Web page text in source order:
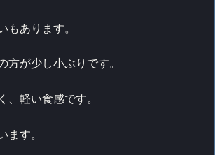
もあります。
方が少し小ぶりです。
、軽い食感です。
ます。